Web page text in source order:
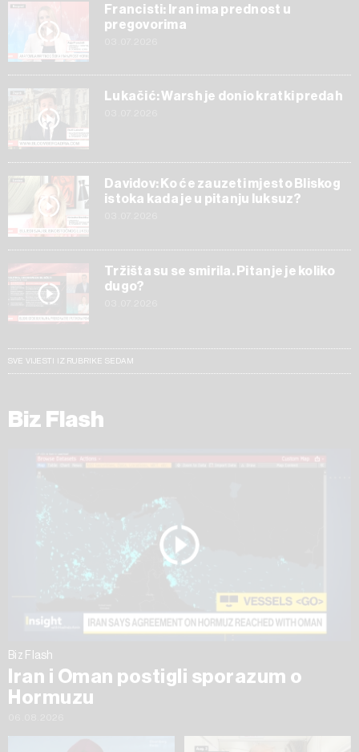
Francisti: Iran ima prednost u
pregovorima
Lukačić: Warsh je donio kratki predah
Davidov: Ko će zauzeti mjesto Bliskog
istoka kada je u pitanju luksuz?
Tržišta su se smirila. Pitanje je koliko
dugo?
SVE VIJESTI IZ RUBRIKE SEDAM
Biz Flash
Biz Flash
Iran i Oman postigli sporazum o
Hormuzu